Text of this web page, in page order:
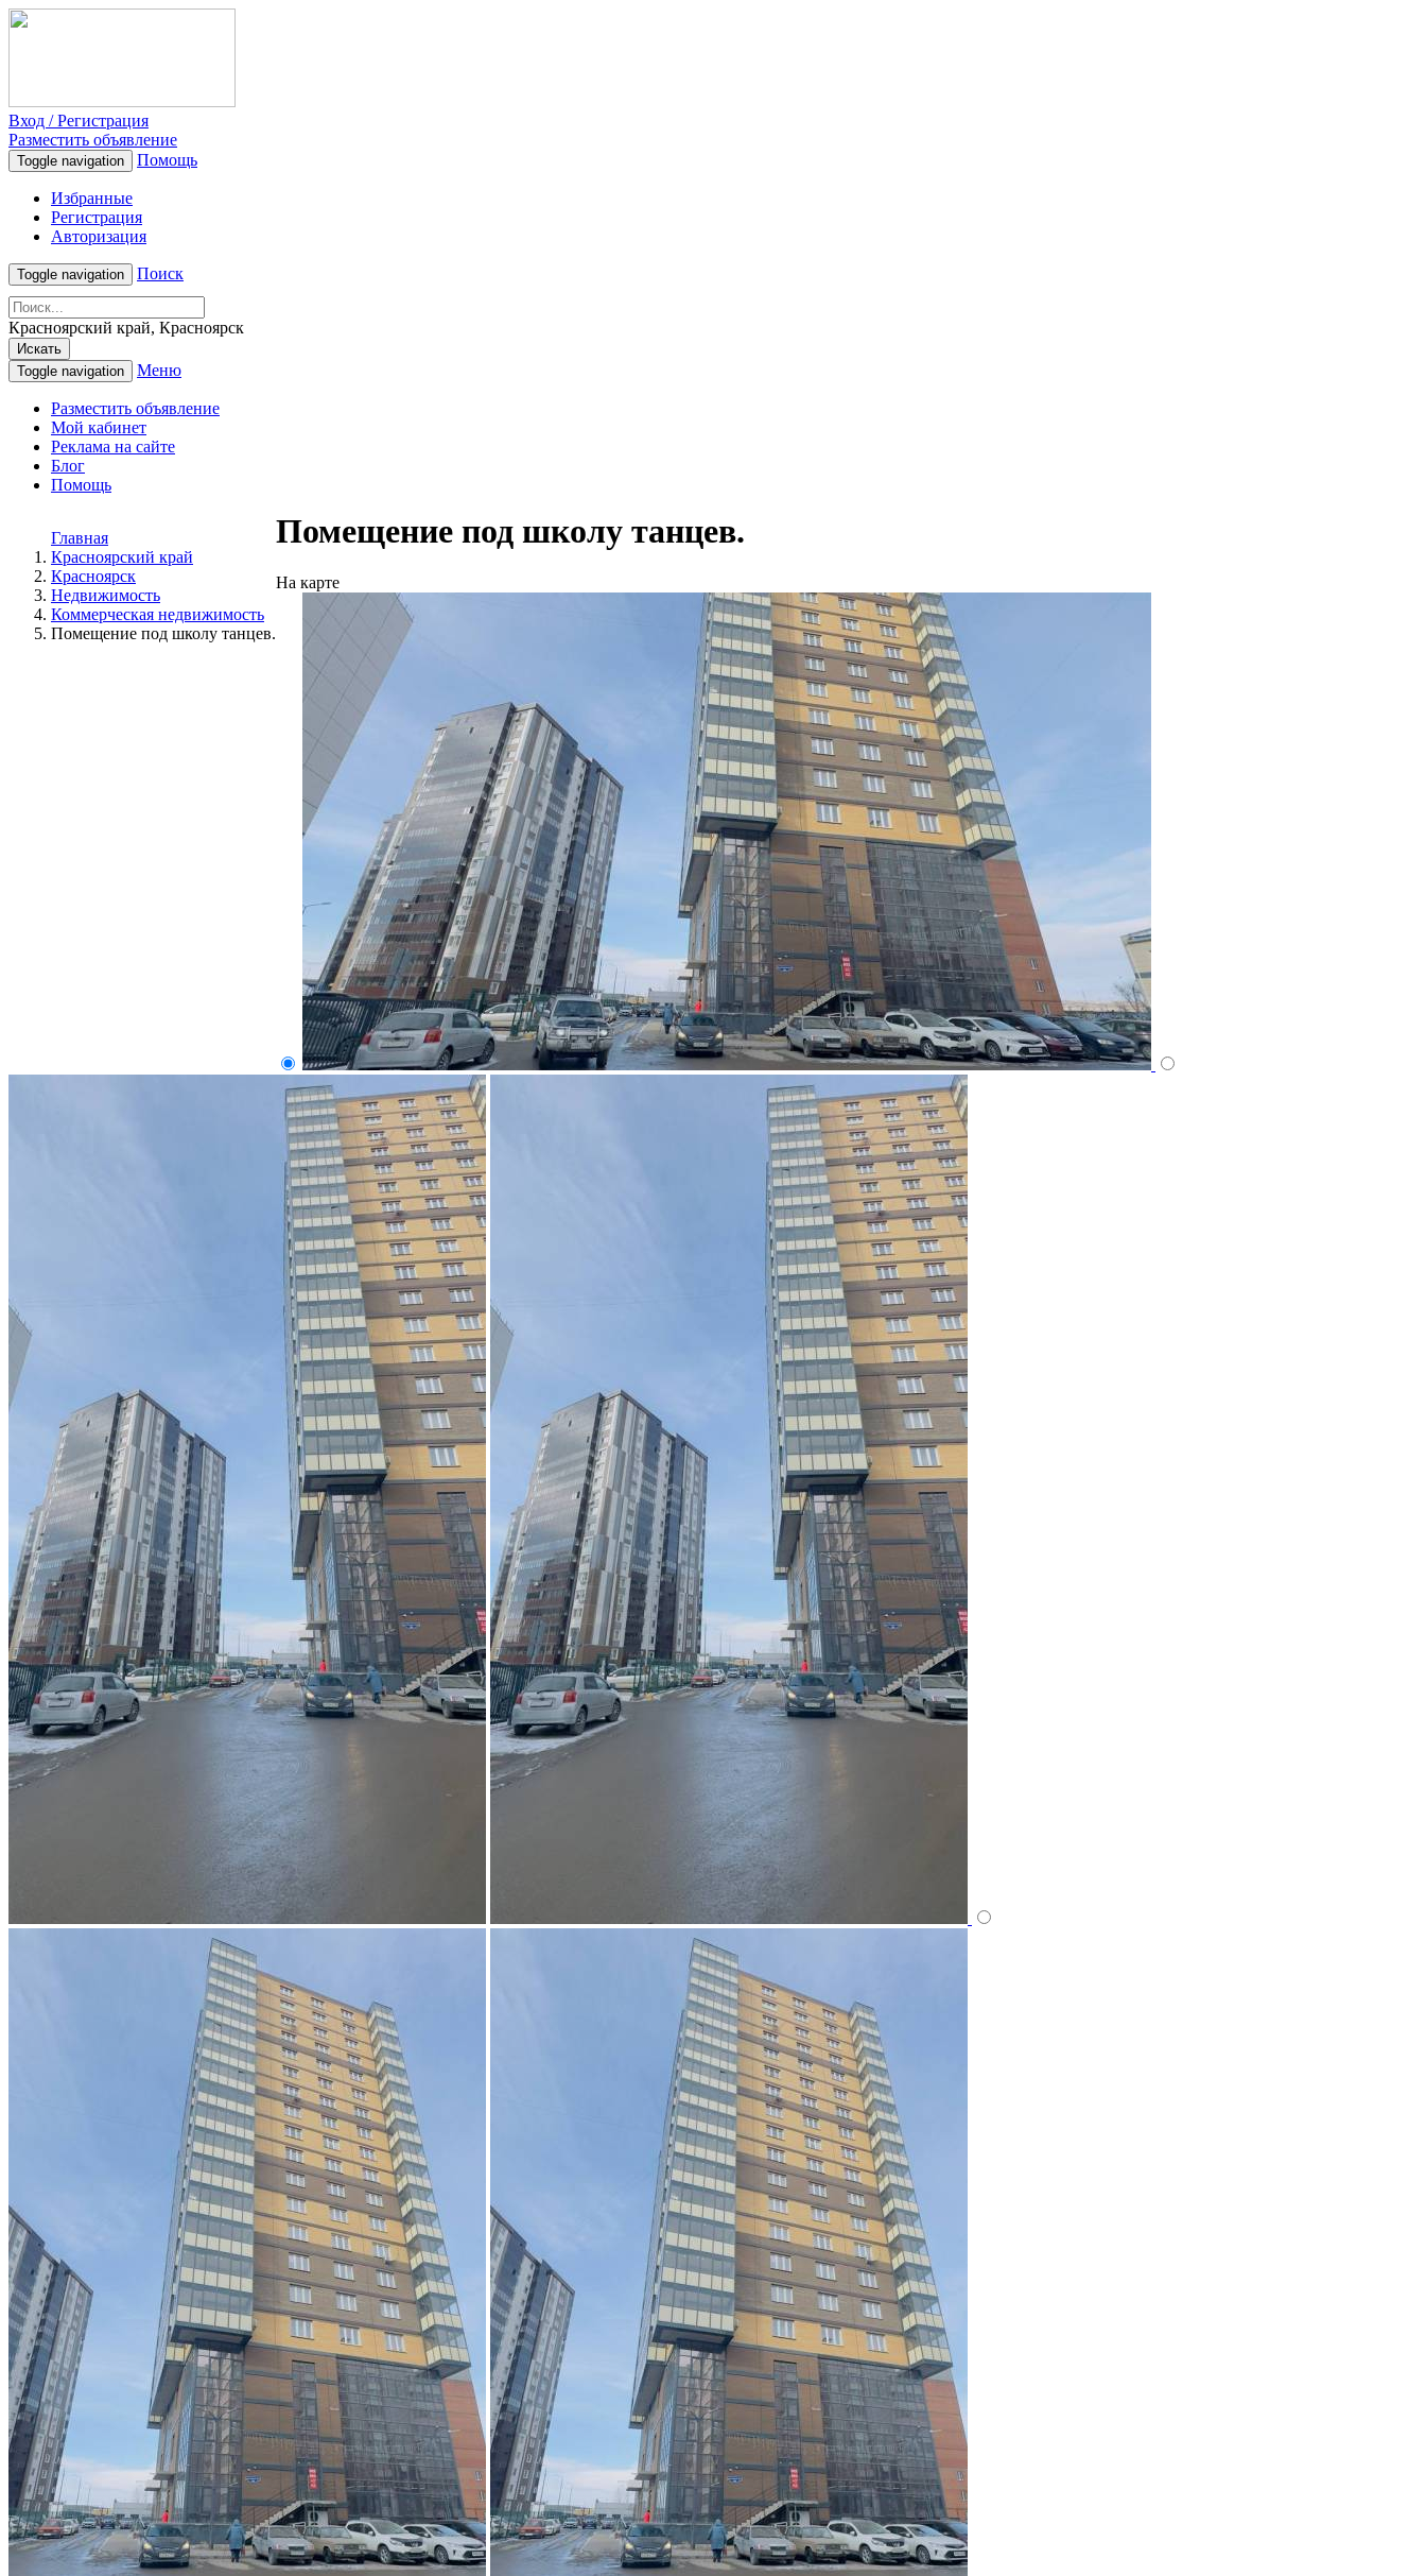
Вход / Регистрация
Разместить объявление
Toggle navigation Помощь
Избранные
Регистрация
Авторизация
Toggle navigation Поиск
Красноярский край, Красноярск
Искать
Toggle navigation
Меню
Разместить объявление
Мой кабинет
Реклама на сайте
Блог
Помощь
Главная
Красноярский край
Красноярск
Недвижимость
Коммерческая недвижимость
Помещение под школу танцев.
Помещение под школу танцев.
На карте